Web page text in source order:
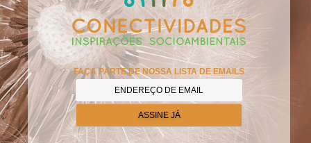
FAÇA PARTE DE NOSSA LISTA DE EMAILS